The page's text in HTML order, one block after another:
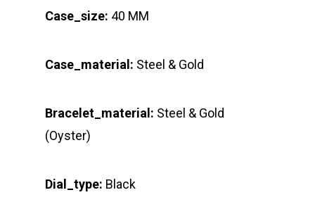
Case_size: 40 MM
Case_material: Steel & Gold
Bracelet_material: Steel & Gold
(Oyster)
Dial_type: Black